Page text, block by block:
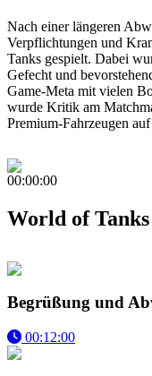
Nach einer längeren
Verpflichtungen und
Tanks gespielt. Dabei
Gefecht und
Game-Meta mit vielen
wurde Kritik am
Premium-Fahrzeugen
00:00:00
World of Tanks
Begrüßung und
00:12:00